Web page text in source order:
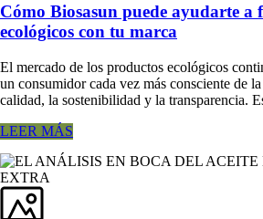
Cómo Biosasun puede ayudarte
ecológicos con tu marca
El mercado de los productos ecológicos
un consumidor cada vez más consciente de
calidad, la sostenibilidad y la transparencia.
LEER MÁS